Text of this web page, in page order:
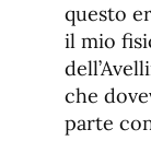
questo
il mio
che
parte